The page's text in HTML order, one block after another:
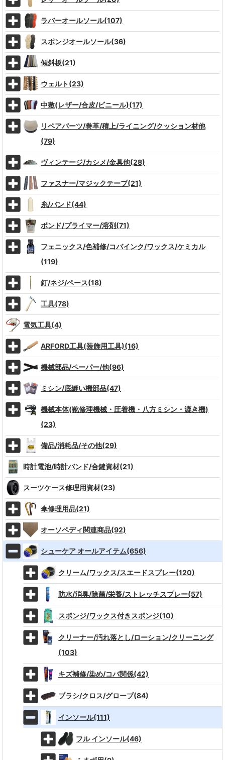
ラバーオールソール(107)
スポンジオールソール(36)
傾斜板(21)
ウェルト(23)
中敷(レザー/合皮/ビニール)(17)
リペアパーツ/巻革/積上/ライニング/クッション材他
(79)
ヴィンテージ/カシメ/金具他(28)
ファスナー/マジックテープ(21)
糸/バンド(44)
ボンド/プライマー/溶剤(71)
フェニックス/色補修/コバインク/ワックス/ケミカル
(119)
釘/ネジ/ペース(18)
工具(78)
電気工具(4)
ARFORD工具(装飾用工具)(16)
機械部品/ペーパー/他(96)
ミシン/底縫い機部品(47)
機械本体(靴修理機械・圧着機・八方ミシン・漉き機)
(23)
備品/消耗品/その他(29)
時計電池/時計バンド/合鍵資材(21)
スーツケース修理用資材(23)
傘修理用品(21)
オーソペディ関連商品(92)
シューケア オールアイテム(656)
クリーム/ワックス/スエードスプレー(120)
防水/消臭/除菌/栄養/ストレッチスプレー(57)
スポンジ/ワックス付きスポンジ(10)
クリーナー/汚れ落とし/ローション/クリーニング
(103)
キズ補修/染め/コバ関係(42)
ブラシ/クロス/グローブ(84)
インソール(111)
フル インソール(46)